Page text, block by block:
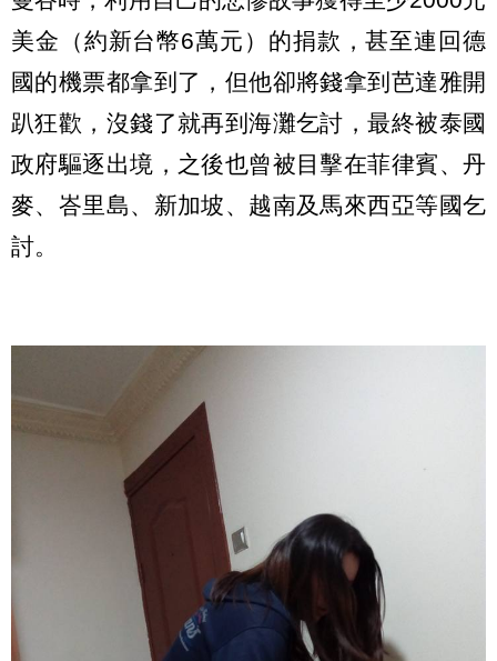
美金（約新台幣6萬元）的捐款，甚至連回德
國的機票都拿到了，但他卻將錢拿到芭達雅開
趴狂歡，沒錢了就再到海灘乞討，最終被泰國
政府驅逐出境，之後也曾被目擊在菲律賓、丹
麥、峇里島、新加坡、越南及馬來西亞等國乞
討。